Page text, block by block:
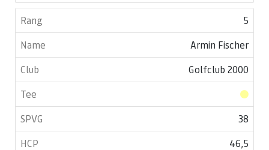
5
Armin Fischer
Golfclub 2000
38
46,5